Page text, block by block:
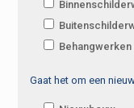
Behangwerken
Gaat het om een